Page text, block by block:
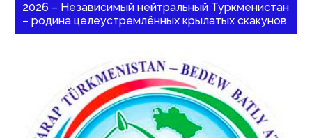
2026 – Независимый нейтральный Туркменистан
– родина целеустремлённых крылатых скакунов